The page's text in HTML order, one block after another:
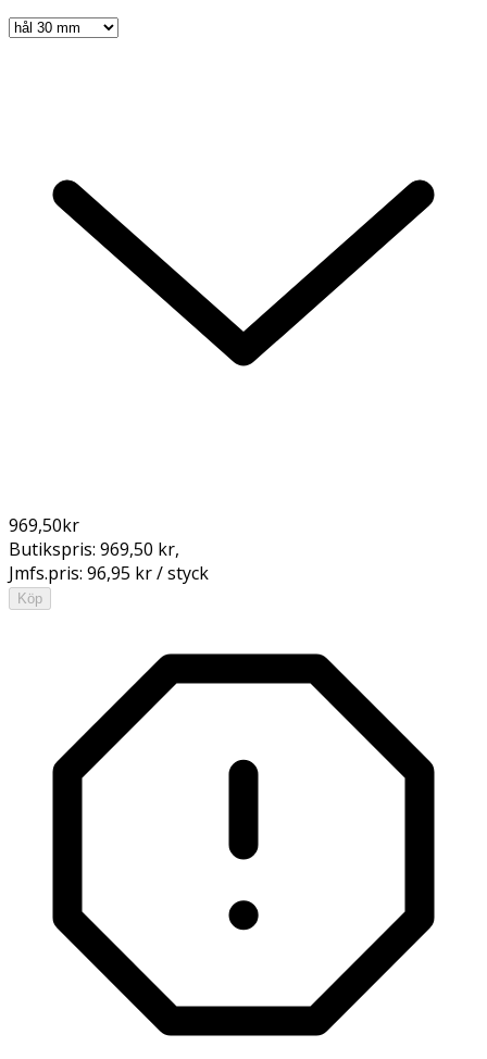
969,50kr
Butikspris: 969,50 kr,
Jmfs.pris: 96,95 kr / styck
Köp